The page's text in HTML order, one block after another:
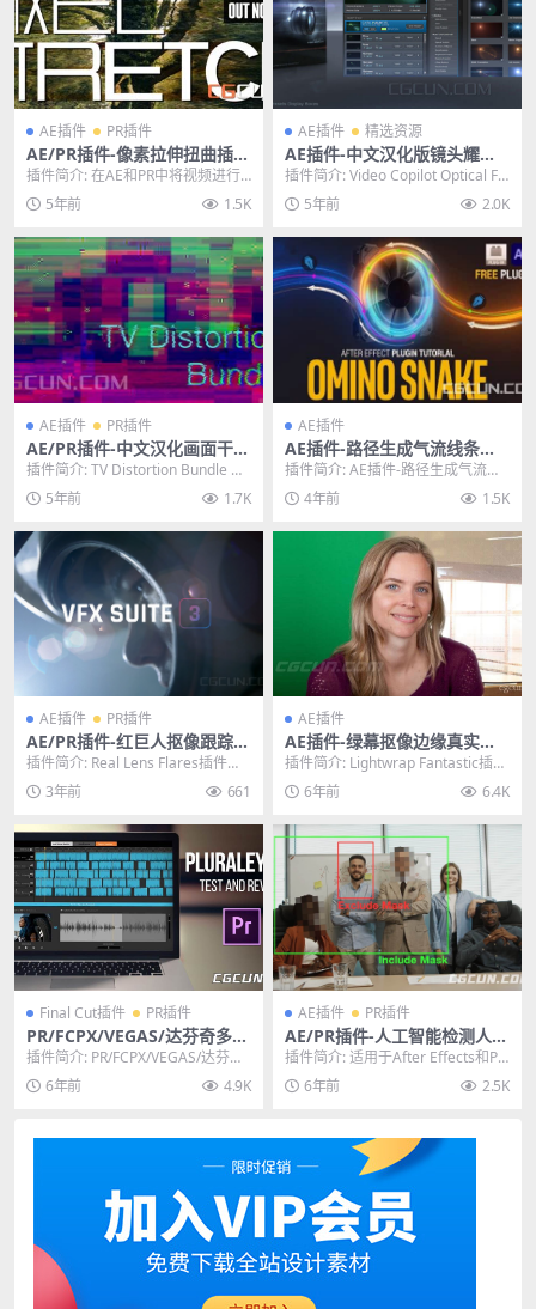
AE插件 PR插件
AE/PR插件-像素拉伸扭曲插件
Aescripts Pixel Stretch v1.
1.0 Win/Mac
插件简介: 在AE和PR中将视频进行
像素风格拉伸扭曲特效，扭曲效果
更加有激活，也...
5年前 1.5K
AE插件 精选资源
AE插件-中文汉化版镜头耀斑
光晕特效插件Optical Flares
v1.3.7 WIN
插件简介: Video Copilot Optical Fla
res for A...
5年前 2.0K
AE插件 PR插件
AE/PR插件-中文汉化画面干扰
损坏故障RGB色彩分离插件 T
V Distortion Bundle V2.7.0
Win
插件简介: TV Distortion Bundle 包
含五个故障失真插件，支持...
5年前 1.7K
AE插件
AE插件-路径生成气流线条动
画插件 Omino Snake V2.1.4
1 Win/Mac
插件简介: AE插件-路径生成气流线
条动画插件 Omino Snake V2.1...
4年前 1.5K
AE插件 PR插件
AE/PR插件-红巨人抠像跟踪视
觉特效套装插件VFX Suite v2
023.3.0 Win
插件简介: Real Lens Flares插件现
已更新至VFX 2023.3....
3年前 661
AE插件
AE插件-绿幕抠像边缘真实光
照处理效果插件 Light Wrap
Fantastic v1.0 WIN中文汉化
版
插件简介: Lightwrap Fantastic插件
可以让AE方便的控制抠像边...
6年前 6.4K
Final Cut插件 PR插件
PR/FCPX/VEGAS/达芬奇多机
位音频自动同步轨道对齐插件
Red Giant PluralEyes 4.1.1
WIN/MAC
插件简介: PR/FCPX/VEGAS/达芬奇
多机位音频自动同步轨道对齐插件R
e... 6年前 4.9K
AE插件 PR插件
AE/PR插件-人工智能检测人脸
自动识别跟踪打马赛克模糊插
件 AI Face Detection v1.1.0
Win破解版
插件简介: 适用于After Effects和Pr
emiere Pro的面部检测...
6年前 2.5K